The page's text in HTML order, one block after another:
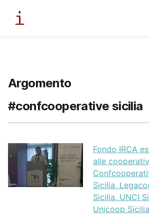
Argomento
#confcooperative sicilia
Fondo IRCA
alle
Sicilia,
Sicilia, UNCI
Unicoop Sicilia